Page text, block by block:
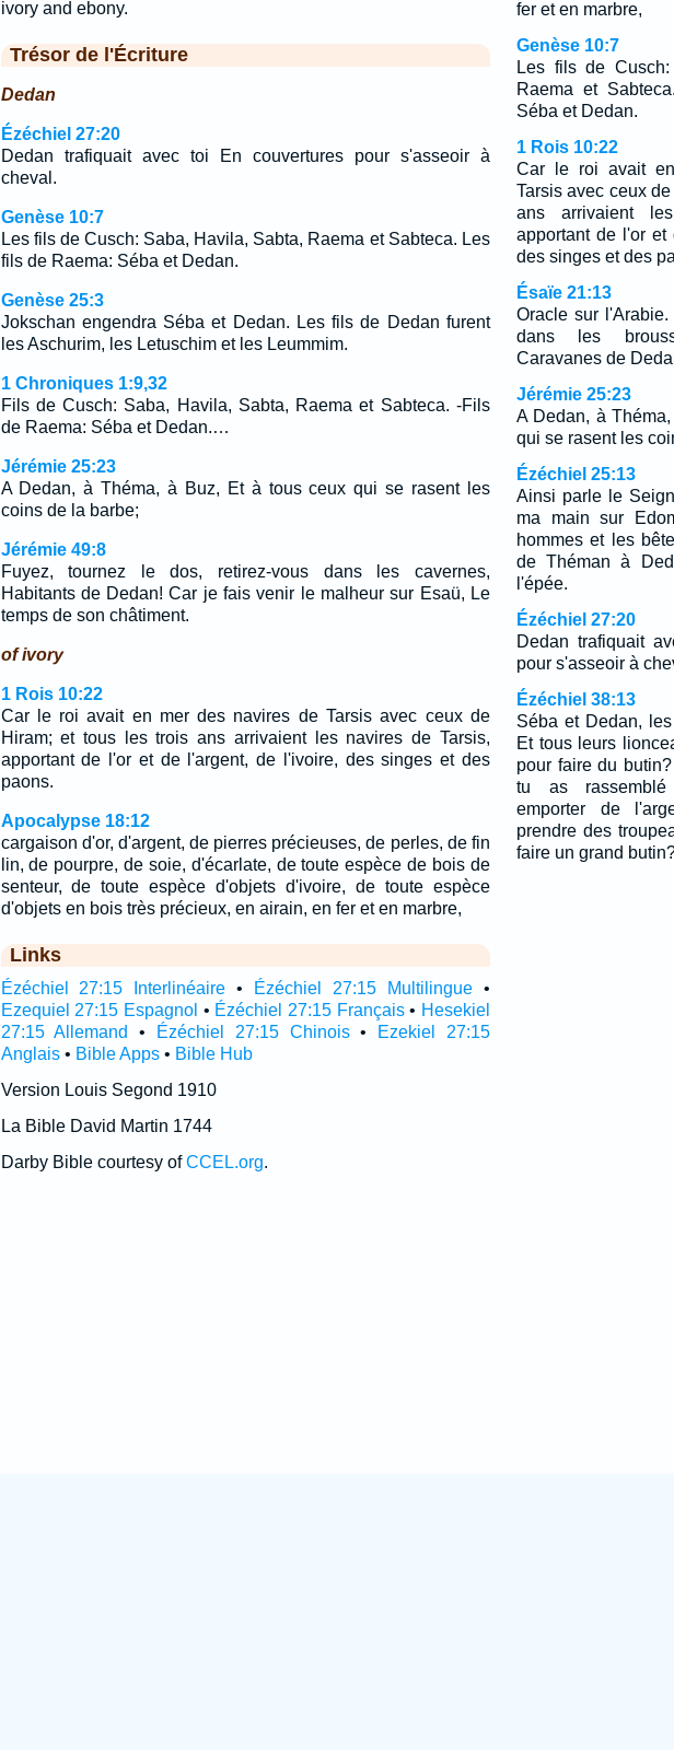
ivory and ebony.
Trésor de l'Écriture
Dedan
Ézéchiel 27:20
Dedan trafiquait avec toi En couvertures pour s'asseoir à
cheval.
Genèse 10:7
Les fils de Cusch: Saba, Havila, Sabta, Raema et Sabteca. Les
fils de Raema: Séba et Dedan.
Genèse 25:3
Jokschan engendra Séba et Dedan. Les fils de Dedan furent
les Aschurim, les Letuschim et les Leummim.
1 Chroniques 1:9,32
Fils de Cusch: Saba, Havila, Sabta, Raema et Sabteca. -Fils
de Raema: Séba et Dedan.…
Jérémie 25:23
A Dedan, à Théma, à Buz, Et à tous ceux qui se rasent les
coins de la barbe;
Jérémie 49:8
Fuyez, tournez le dos, retirez-vous dans les cavernes,
Habitants de Dedan! Car je fais venir le malheur sur Esaü, Le
temps de son châtiment.
of ivory
1 Rois 10:22
Car le roi avait en mer des navires de Tarsis avec ceux de
Hiram; et tous les trois ans arrivaient les navires de Tarsis,
apportant de l'or et de l'argent, de l'ivoire, des singes et des
paons.
Apocalypse 18:12
cargaison d'or, d'argent, de pierres précieuses, de perles, de fin
lin, de pourpre, de soie, d'écarlate, de toute espèce de bois de
senteur, de toute espèce d'objets d'ivoire, de toute espèce
d'objets en bois très précieux, en airain, en fer et en marbre,
Links
Ézéchiel 27:15 Interlinéaire • Ézéchiel 27:15 Multilingue •
Ezequiel 27:15 Espagnol • Ézéchiel 27:15 Français• Hesekiel
27:15 Allemand
• Ézéchiel 27:15 Chinois•
Ezekiel 27:15
Anglais• Bible Apps• Bible Hub
Version Louis Segond 1910
La Bible David Martin 1744
Darby Bible courtesy ofCCEL.org.
fer et en marbre,
Genèse 10:7
Les fils de
Raema et
Séba et Dedan.
1 Rois 10:22
Car le roi avait
Tarsis avec ceux
ans arrivaient
apportant de l'or et
des singes et des
Ésaïe 21:13
Oracle sur
dans les
Caravanes de
Jérémie 25:23
A Dedan, à
qui se rasent les
Ézéchiel 25:13
Ainsi parle le
ma main sur
hommes et les
de Théman à
l'épée.
Ézéchiel 27:20
Dedan trafiquait
pour s'asseoir à
Ézéchiel 38:13
Séba et Dedan,
Et tous leurs
pour faire du
tu as
emporter de
prendre des
faire un grand